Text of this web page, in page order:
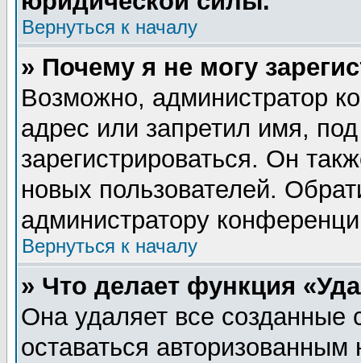
Вернуться к началу
» Почему я не могу
Возможно, администратор
адрес или запретил имя,
зарегистрироваться. Он
новых пользователей.
администратору
Вернуться к началу
» Что делает функция
Она удаляет все созданные
оставаться